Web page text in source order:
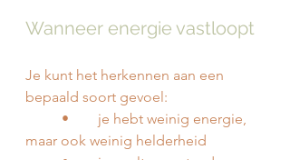
Wanneer energie vastloopt
Je kunt het herkennen aan een
bepaald soort gevoel:
maar ook weinig helderheid